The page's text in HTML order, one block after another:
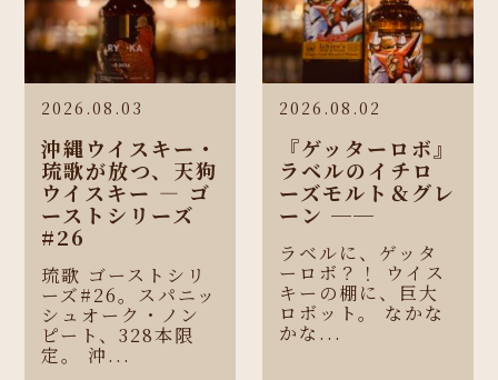
2026.08.03
沖縄ウイスキー・
琉歌が放つ、天狗
ウイスキー ― ゴ
ーストシリーズ
#26
琉歌 ゴーストシリ
ーズ#26。スパニッ
シュオーク・ノン
ピート、328本限
定。 沖...
2026.08.02
『ゲッターロボ』
ラベルのイチロ
ーズモルト＆グレ
ーン ──
ラベルに、ゲッタ
ーロボ？！ ウイス
キーの棚に、巨大
ロボット。 なかな
かな...